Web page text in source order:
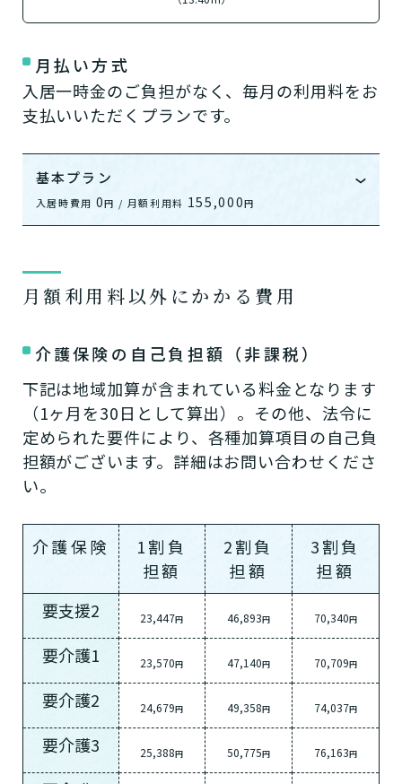
月払い方式
入居一時金のご負担がなく、毎月の利用料をお
支払いいただくプランです。
基本プラン
入居時費用 0円 / 月額利用料 155,000円
閉じる
月額利用料合計
入居金
0円（非課税）
ー
0円（非課税）
その他
0円
（非課税）
月額利用料 155,000円
月額利用料以外にかかる費用
介護保険の自己負担額（非課税）
下記は地域加算が含まれている料金となります
（1ヶ月を30日として算出）。その他、法令に
定められた要件により、各種加算項目の自己負
担額がございます。詳細はお問い合わせくださ
い。
介護保険
1割負
担額
2割負
担額
3割負
担額
要支援2
23,447円 46,893円 70,340円
要介護1 23,570円 47,140円 70,709円
要介護2 24,679円 49,358円 74,037円
要介護3 25,388円 50,775円 76,163円